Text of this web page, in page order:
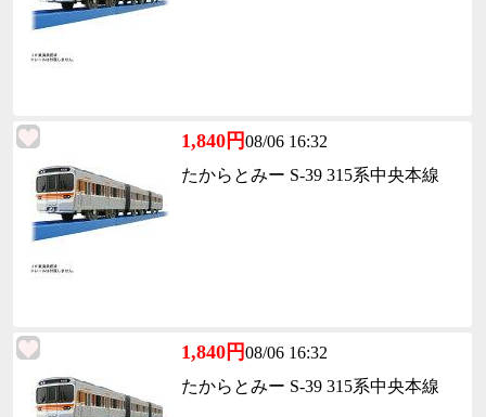
1,840円08/06 16:32
たからとみー S-39 315系中央本線
1,840円08/06 16:32
たからとみー S-39 315系中央本線